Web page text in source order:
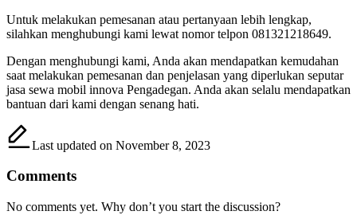
Untuk melakukan pemesanan atau pertanyaan lebih lengkap,
silahkan menghubungi kami lewat nomor telpon 081321218649.
Dengan menghubungi kami, Anda akan mendapatkan kemudahan
saat melakukan pemesanan dan penjelasan yang diperlukan seputar
jasa sewa mobil innova Pengadegan. Anda akan selalu mendapatkan
bantuan dari kami dengan senang hati.
Last updated on November 8, 2023
Comments
No comments yet. Why don’t you start the discussion?